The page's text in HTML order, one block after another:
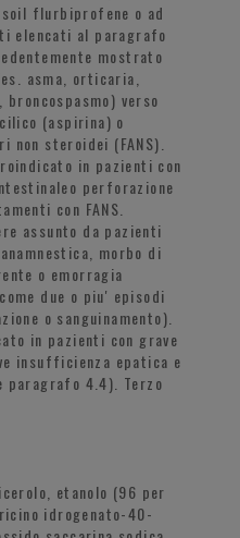
flurbiprofene o ad
elencati al paragrafo
mostrato
asma, orticaria,
verso
(aspirina) o
steroidei (FANS).
in pazienti con
perforazione
con FANS.
assunto da pazienti
morbo di
o emorragia
due o piu' episodi
o sanguinamento).
in pazienti con grave
insufficienza epatica e
paragrafo 4.4). Terzo
etanolo (96 per
idrogenato-40-